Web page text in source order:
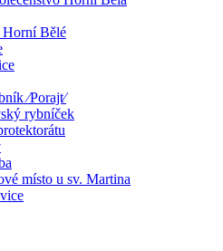
Horní Bělé
⁄Porajt⁄
rybníček
místo u sv. Martina